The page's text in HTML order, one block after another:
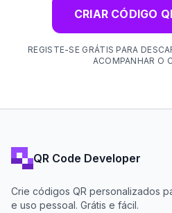
CRIAR CÓDIGO
REGISTE-SE GRÁTIS PARA
ACOMPANHAR O
QR Code Developer
Crie códigos QR personalizados
e uso pessoal. Grátis e fácil.